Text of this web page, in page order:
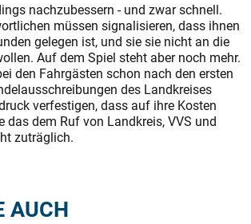
nachzubessern - und zwar schnell.
müssen signalisieren, dass ihnen
gelegen ist, und sie sie nicht an die
Auf dem Spiel steht aber noch mehr.
den Fahrgästen schon nach den ersten
des Landkreises
verfestigen, dass auf ihre Kosten
das dem Ruf von Landkreis, VVS und
zuträglich.
AUCH